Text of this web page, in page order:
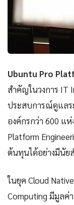
Ubuntu Pro
สำคัญในวงการ IT
ประสบการณ์ดูแลร
องค์กรกว่า 600 แ
Platform
ต้นทุนได้อย่างมีนัย
ในยุค Cloud
Computing มีมูลค่